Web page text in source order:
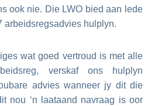
ook nie. Die LWO bied aan lede
arbeidsregsadvies hulplyn.
wat goed vertroud is met alle
verskaf ons hulplyn
advies wanneer jy dit die
nou ‘n laataand navraag is oor